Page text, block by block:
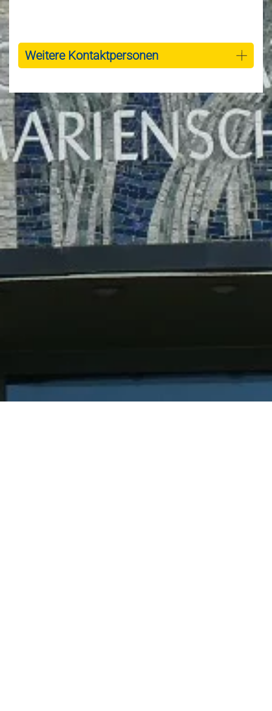
Weitere Kontaktpersonen